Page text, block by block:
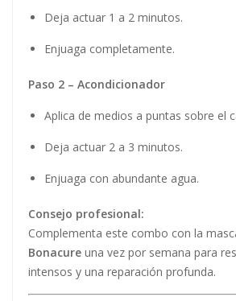
Deja actuar 1 a 2 minutos.
Enjuaga completamente.
Paso 2 – Acondicionador
Aplica de medios a puntas sobre el
Deja actuar 2 a 3 minutos.
Enjuaga con abundante agua.
Consejo profesional:
Complementa este combo con la
Bonacure una vez por semana para
intensos y una reparación profunda.